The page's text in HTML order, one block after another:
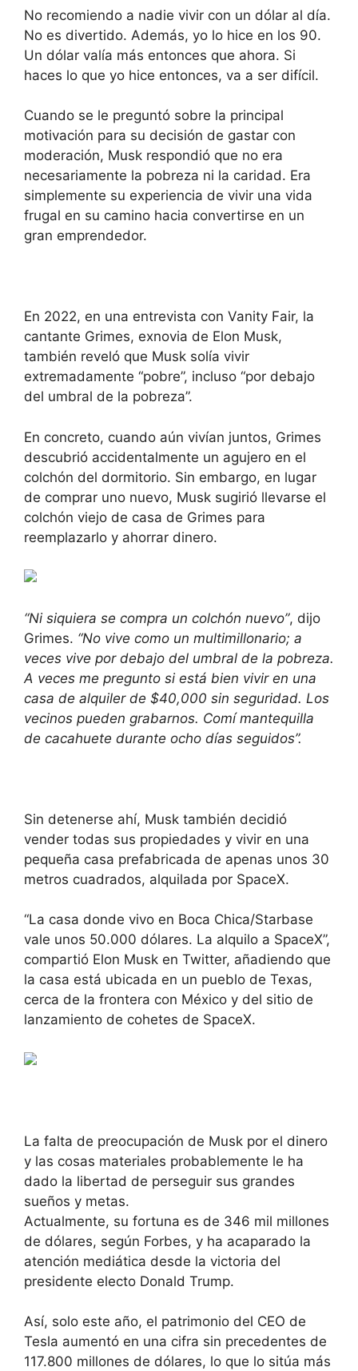
No recomiendo a nadie vivir con un dólar al día.
No es divertido. Además, yo lo hice en los 90.
Un dólar valía más entonces que ahora. Si
haces lo que yo hice entonces, va a ser difícil.
Cuando se le preguntó sobre la principal
motivación para su decisión de gastar con
moderación, Musk respondió que no era
necesariamente la pobreza ni la caridad. Era
simplemente su experiencia de vivir una vida
frugal en su camino hacia convertirse en un
gran emprendedor.
En 2022, en una entrevista con Vanity Fair, la
cantante Grimes, exnovia de Elon Musk,
también reveló que Musk solía vivir
extremadamente “pobre”, incluso “por debajo
del umbral de la pobreza”.
En concreto, cuando aún vivían juntos, Grimes
descubrió accidentalmente un agujero en el
colchón del dormitorio. Sin embargo, en lugar
de comprar uno nuevo, Musk sugirió llevarse el
colchón viejo de casa de Grimes para
reemplazarlo y ahorrar dinero.
“Ni siquiera se compra un colchón nuevo”, dijo
Grimes. “No vive como un multimillonario; a
veces vive por debajo del umbral de la pobreza.
A veces me pregunto si está bien vivir en una
casa de alquiler de $40,000 sin seguridad. Los
vecinos pueden grabarnos. Comí mantequilla
de cacahuete durante ocho días seguidos”.
Sin detenerse ahí, Musk también decidió
vender todas sus propiedades y vivir en una
pequeña casa prefabricada de apenas unos 30
metros cuadrados, alquilada por SpaceX.
“La casa donde vivo en Boca Chica/Starbase
vale unos 50.000 dólares. La alquilo a SpaceX”,
compartió Elon Musk en Twitter, añadiendo que
la casa está ubicada en un pueblo de Texas,
cerca de la frontera con México y del sitio de
lanzamiento de cohetes de SpaceX.
La falta de preocupación de Musk por el dinero
y las cosas materiales probablemente le ha
dado la libertad de perseguir sus grandes
sueños y metas.
Actualmente, su fortuna es de 346 mil millones
de dólares, según Forbes, y ha acaparado la
atención mediática desde la victoria del
presidente electo Donald Trump.
Así, solo este año, el patrimonio del CEO de
Tesla aumentó en una cifra sin precedentes de
117.800 millones de dólares, lo que lo sitúa más